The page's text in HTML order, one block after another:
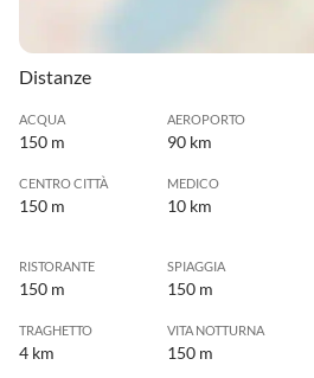
Distanze
ACQUA
150 m
AEROPORTO
90 km
CENTRO CITTÀ
150 m
MEDICO
10 km
RISTORANTE
150 m
SPIAGGIA
150 m
TRAGHETTO
4 km
VITA NOTTURNA
150 m